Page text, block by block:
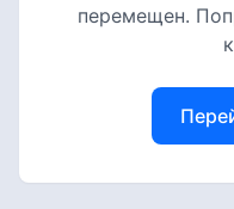
перемещен.